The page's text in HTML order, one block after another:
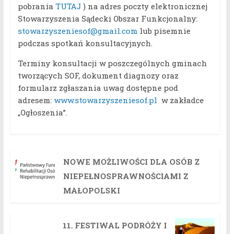
pobrania TUTAJ ) na adres poczty elektronicznej
Stowarzyszenia Sądecki Obszar Funkcjonalny:
stowarzyszeniesof@gmail.com lub pisemnie
podczas spotkań konsultacyjnych.
Terminy konsultacji w poszczególnych gminach
tworzących SOF, dokument diagnozy oraz
formularz zgłaszania uwag dostępne pod
adresem: www.stowarzyszeniesof.pl w zakładce
„Ogłoszenia”.
NOWE MOŻLIWOŚCI DLA OSÓB Z
NIEPEŁNOSPRAWNOŚCIAMI Z
MAŁOPOLSKI
11. FESTIWAL PODRÓŻY I